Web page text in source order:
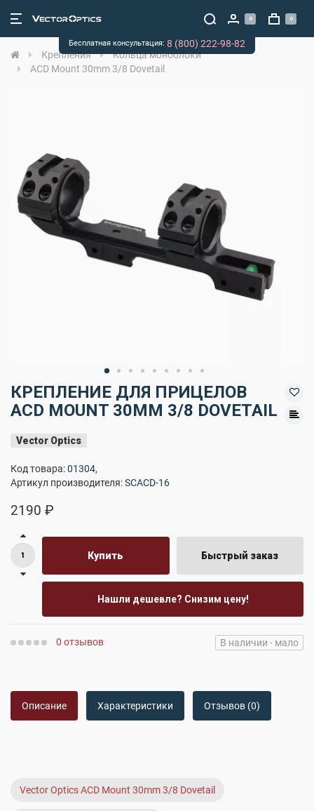
0 0
Крепления
Кольца моноблоки
ACD Mount 30mm 3/8 Dovetail
КРЕПЛЕНИЕ ДЛЯ ПРИЦЕЛОВ
ACD MOUNT 30MM 3/8 DOVETAIL
Vector Optics
Код товара:01304,
Артикул производителя:SCACD-16
2190 ₽
Купить Быстрый заказ
Нашли дешевле? Снизим цену!
0 отзывов В наличии - мало
Описание Характеристики Отзывов (0)
Vector Optics ACD Mount 30mm 3/8 Dovetail
Бесплатная консультация: 8 (800) 222-98-82